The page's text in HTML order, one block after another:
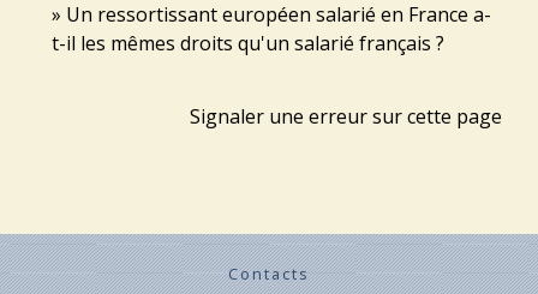
Un ressortissant européen salarié en France a-
t-il les mêmes droits qu'un salarié français ?
Signaler une erreur sur cette page
Contacts